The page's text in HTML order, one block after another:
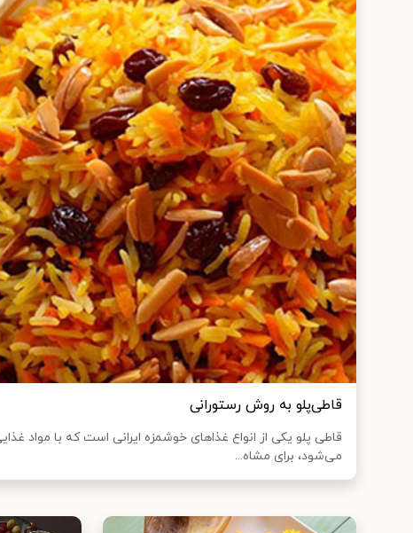
قاطی‌پلو به روش رستورانی
قاطی پلو یکی از انواع غذا‌های خوشمزه ایرانی است که با مواد
می‌شود، برای مشاه...